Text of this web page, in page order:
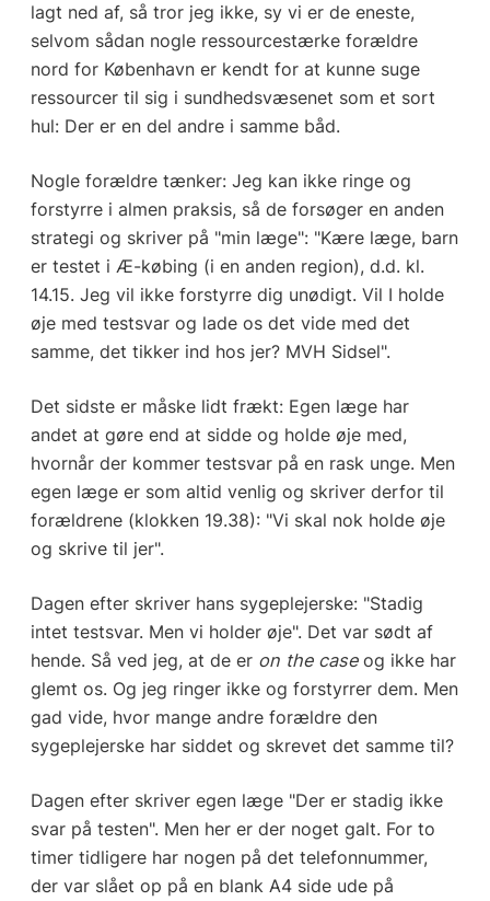
lagt ned af, så tror jeg ikke, sy vi er de eneste,
selvom sådan nogle ressourcestærke forældre
nord for København er kendt for at kunne suge
ressourcer til sig i sundhedsvæsenet som et sort
hul: Der er en del andre i samme båd.
Nogle forældre tænker: Jeg kan ikke ringe og
forstyrre i almen praksis, så de forsøger en anden
strategi og skriver på "min læge": "Kære læge, barn
er testet i Æ-købing (i en anden region), d.d. kl.
14.15. Jeg vil ikke forstyrre dig unødigt. Vil I holde
øje med testsvar og lade os det vide med det
samme, det tikker ind hos jer? MVH Sidsel".
Det sidste er måske lidt frækt: Egen læge har
andet at gøre end at sidde og holde øje med,
hvornår der kommer testsvar på en rask unge. Men
egen læge er som altid venlig og skriver derfor til
forældrene (klokken 19.38): "Vi skal nok holde øje
og skrive til jer".
Dagen efter skriver hans sygeplejerske: "Stadig
intet testsvar. Men vi holder øje". Det var sødt af
hende. Så ved jeg, at de er on the caseog ikke har
glemt os. Og jeg ringer ikke og forstyrrer dem. Men
gad vide, hvor mange andre forældre den
sygeplejerske har siddet og skrevet det samme til?
Dagen efter skriver egen læge "Der er stadig ikke
svar på testen". Men her er der noget galt. For to
timer tidligere har nogen på det telefonnummer,
der var slået op på en blank A4 side ude på